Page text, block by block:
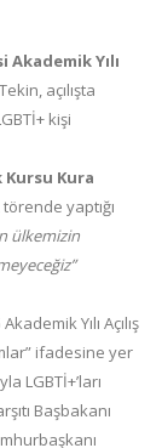
Yılı
açılışta
kişi
Kursu Kura
yaptığı
ülkemizin
Yılı Açılış
ifadesine yer
LGBTİ+’ları
Başbakanı